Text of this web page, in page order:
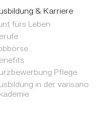
& Karriere
fürs Leben
Pflege
in der varisano